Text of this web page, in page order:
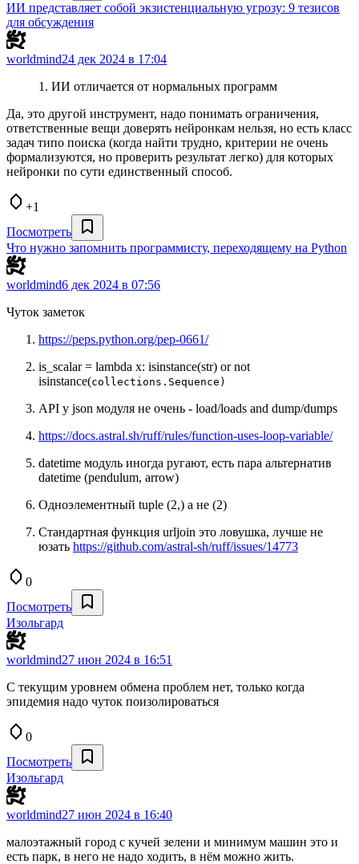
ИИ представляет собой экзистенциальную угрозу: 9 тезисов
для обсуждения
worldmind24 дек 2024 в 17:04
1. ИИ отличается от нормальных программ
Да, это другой инструмент, надо понимать ограничения,
ответственные вещи доверять нейронкам нельзя, но есть класс
задач типо поиска (когда найти трудно, критерии не очень
формализуются, но проверить результат легко) для которых
нейронки по сути единственный способ.
+1
Посмотреть
Что нужно запомнить программисту, переходящему на Python
worldmind6 дек 2024 в 07:56
Чуток заметок
https://peps.python.org/pep-0661/
is_scalar = lambda x: isinstance(str) or not
isinstance(collections.Sequence)
API у json модуля не очень - load/loads and dump/dumps
https://docs.astral.sh/ruff/rules/function-uses-loop-variable/
datetime модуль иногда ругают, есть пара альтернатив
datetime (pendulum, arrow)
Одноэлементный tuple (2,) а не (2)
Стандартная функция urljoin это ловушка, лучше не
юзать https://github.com/astral-sh/ruff/issues/14773
0
Посмотреть
Изольгард
worldmind27 июн 2024 в 16:51
С текущим уровнем обмена проблем нет, только когда
эпидемия надо чуток поизолироваться
0
Посмотреть
Изольгард
worldmind27 июн 2024 в 16:40
малоэтажный город с кучей зелени и минимум машин это и
есть парк, в него не надо ходить, в нём можно жить.